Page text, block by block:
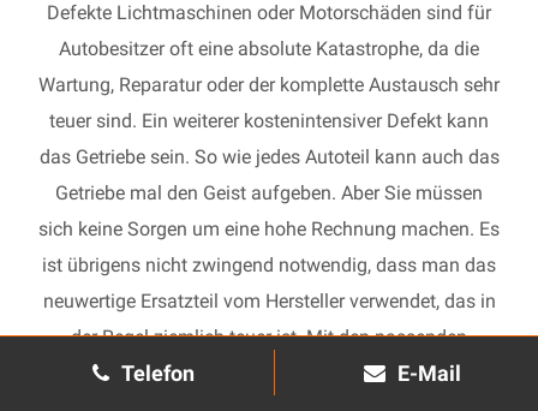
Telefon E-Mail
Defekte Lichtmaschinen oder Motorschäden sind für
Autobesitzer oft eine absolute Katastrophe, da die
Wartung, Reparatur oder der komplette Austausch sehr
teuer sind. Ein weiterer kostenintensiver Defekt kann
das Getriebe sein. So wie jedes Autoteil kann auch das
Getriebe mal den Geist aufgeben. Aber Sie müssen
sich keine Sorgen um eine hohe Rechnung machen. Es
ist übrigens nicht zwingend notwendig, dass man das
neuwertige Ersatzteil vom Hersteller verwendet, das in
der Regel ziemlich teuer ist. Mit den passenden
Ersatzteilen kann jedes gebrauchte Getriebe schnell